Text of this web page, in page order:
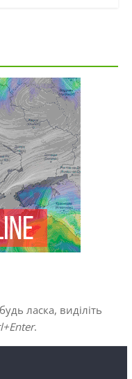
ласка, виділіть
.